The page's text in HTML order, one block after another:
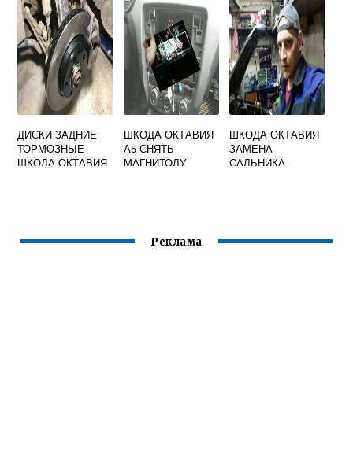
ДИСКИ ЗАДНИЕ
ТОРМОЗНЫЕ
ШКОДА ОКТАВИЯ
ШКОДА ОКТАВИЯ
А5 СНЯТЬ
МАГНИТОЛУ
ШКОДА ОКТАВИЯ
ЗАМЕНА
САЛЬНИКА
Реклама